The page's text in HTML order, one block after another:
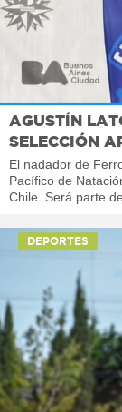
AGUSTÍN
SELECCIÓN
El nadador de
Pacífico de
Chile. Será parte
DEPORTES